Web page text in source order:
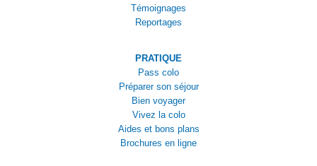
Témoignages
Reportages
PRATIQUE
Pass colo
Préparer son séjour
Bien voyager
Vivez la colo
Aides et bons plans
Brochures en ligne